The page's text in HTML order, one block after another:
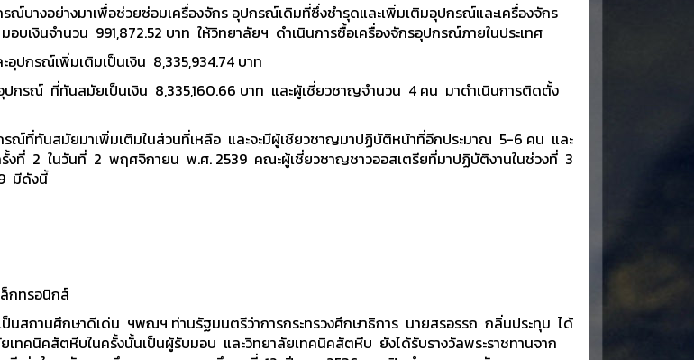
ย่างมาเพื่อช่วยซ่อมเครื่องจักร อุปกรณ์เดิมที่ซึ่งชำรุดและเพิ่มเติมอุปกรณ์และเครื่องจักร
เงินจำนวน 991,872.52 บาท ให้วิทยาลัยฯ ดำเนินการซื้อเครื่องจักรอุปกรณ์ภายในประเทศ
ณ์เพิ่มเติมเป็นเงิน 8,335,934.74 บาท
ทันสมัยเป็นเงิน 8,335,160.66 บาท และผู้เชี่ยวชาญจำนวน 4 คน มาดำเนินการติดตั้ง
สมัยมาเพิ่มเติมในส่วนที่เหลือ และจะมีผู้เชียวชาญมาปฏิบัติหน้าที่อีกประมาณ 5-6 คน และ
รั้งที่ 2 ในวันที่ 2 พฤศจิกายน พ.ศ. 2539 คณะผู้เชี่ยวชาญชาวออสเตรียที่มาปฏิบัติงานในช่วงที่ 3
มีดังนี้
ทรอนิกส์
ถานศึกษาดีเด่น ฯพณฯ ท่านรัฐมนตรีว่าการกระทรวงศึกษาธิการ นายสรอรรถ กลิ่นประทุม ได้
ทคนิคสัตหีบในครั้งนั้นเป็นผู้รับมอบ และวิทยาลัยเทคนิคสัตหีบ ยังได้รับรางวัลพระราชทานจาก